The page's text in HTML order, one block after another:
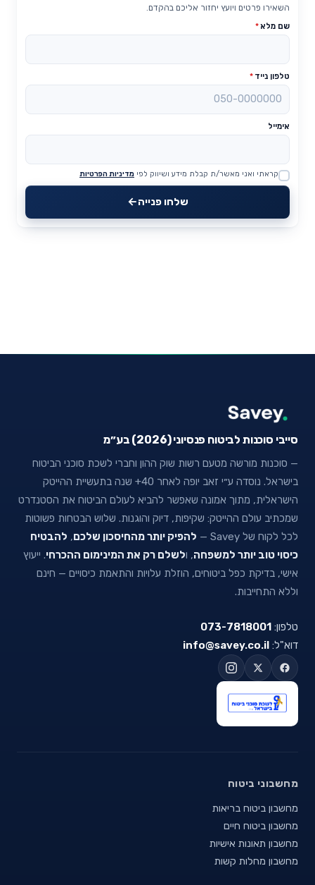
השאירו פרטים ויועץ יחזור אליכם בהקדם.
שם מלא*
טלפון נייד *
אימייל
Website
קראתי ואני מאשר/ת קבלת מידע ושיווק לפי מדיניות הפרטיות
שלחו פנייה
סייבי סוכנות לביטוח פנסיוני (2026) בע״מ
— סוכנות מורשה מטעם רשות שוק ההון וחברי לשכת סוכני הביטוח
בישראל. נוסדה ע״י זאב יופה לאחר 40+ שנה בתעשיית ההייטק
הישראלית, מתוך אמונה שאפשר להביא לעולם הביטוח את הסטנדרט
שמכתיב עולם ההייטק: שקיפות, דיוק והוגנות. שלוש הבטחות פשוטות
לכל לקוח של Savey —
להפיק יותר מהחיסכון שלכם, להבטיח
כיסוי טוב יותר למשפחה, ולשלם רק את המינימום ההכרחי. ייעוץ
אישי, בדיקת כפל ביטוחים, הוזלת עלויות והתאמת כיסויים — חינם
וללא התחייבות.
טלפון: 073-7818001
דוא"ל: info@savey.co.il
מחשבוני ביטוח
מחשבון ביטוח בריאות
מחשבון ביטוח חיים
מחשבון תאונות אישיות
מחשבון מחלות קשות